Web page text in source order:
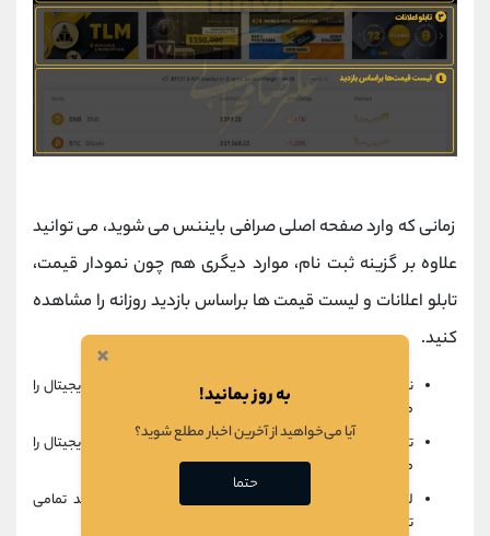
زمانی که وارد صفحه اصلی صرافی بایننس می شوید، می توانید
علاوه بر گزینه ثبت نام، موارد دیگری هم چون نمودار قیمت،
تابلو اعلانات و لیست قیمت ها براساس بازدید روزانه را مشاهده
کنید.
نمودار قیمت: در این قسمت می توانید تغییرات قیمت ارز دیجیتال را
مشاهده کنید.
تابلو اعلانات: در این قسمت می توانید اخبار به روز ارزهای دیجیتال را
مشاهده کنید.
لیست قیمت ها براساس بازدید: در این قسمت می توانید تمامی
تغییرات قیمت ارزها را براساس بازدید روزانه مشاهده کرد.
×
به روز بمانید!
آیا می‌خواهید از آخرین اخبار مطلع شوید؟
حتما